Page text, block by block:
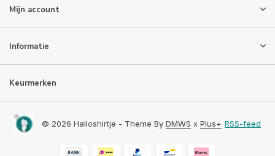
Mijn account
Informatie
Keurmerken
© 2026 Halloshirtje - Theme By DMWS x Plus+ RSS-feed